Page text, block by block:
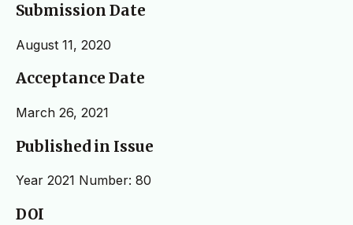
Submission Date
August 11, 2020
Acceptance Date
March 26, 2021
Published in Issue
Year 2021 Number: 80
DOI